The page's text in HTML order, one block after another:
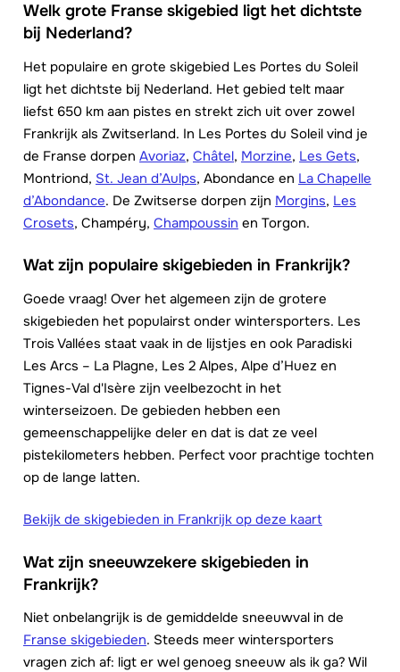
Welk grote Franse skigebied ligt het dichtste
bij Nederland?
Het populaire en grote skigebied Les Portes du Soleil
ligt het dichtste bij Nederland. Het gebied telt maar
liefst 650 km aan pistes en strekt zich uit over zowel
Frankrijk als Zwitserland. In Les Portes du Soleil vind je
de Franse dorpen Avoriaz, Châtel, Morzine, Les Gets,
Montriond, St. Jean d’Aulps, Abondance en La Chapelle
d’Abondance. De Zwitserse dorpen zijn Morgins, Les
Crosets, Champéry, Champoussin en Torgon.
Wat zijn populaire skigebieden in Frankrijk?
Goede vraag! Over het algemeen zijn de grotere
skigebieden het populairst onder wintersporters. Les
Trois Vallées staat vaak in de lijstjes en ook Paradiski
Les Arcs – La Plagne, Les 2 Alpes, Alpe d’Huez en
Tignes-Val d'Isère zijn veelbezocht in het
winterseizoen. De gebieden hebben een
gemeenschappelijke deler en dat is dat ze veel
pistekilometers hebben. Perfect voor prachtige tochten
op de lange latten.
Bekijk de skigebieden in Frankrijk op deze kaart
Wat zijn sneeuwzekere skigebieden in
Frankrijk?
Niet onbelangrijk is de gemiddelde sneeuwval in de
Franse skigebieden. Steeds meer wintersporters
vragen zich af: ligt er wel genoeg sneeuw als ik ga? Wil